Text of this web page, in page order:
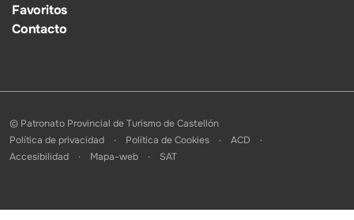
Favoritos
Contacto
© Patronato Provincial de Turismo de Castellón
Política de privacidad
Política de Cookies
ACD
Accesibilidad
Mapa-web SAT